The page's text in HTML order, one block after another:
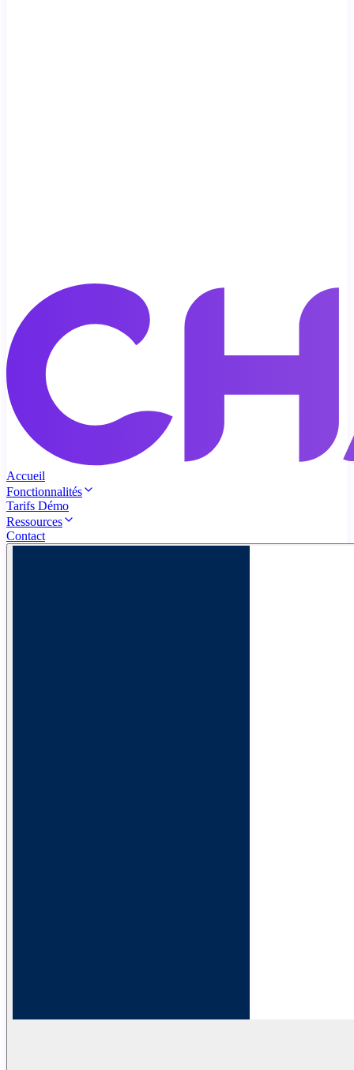
Accueil
Fonctionnalités
Tarifs Démo
Ressources
Contact